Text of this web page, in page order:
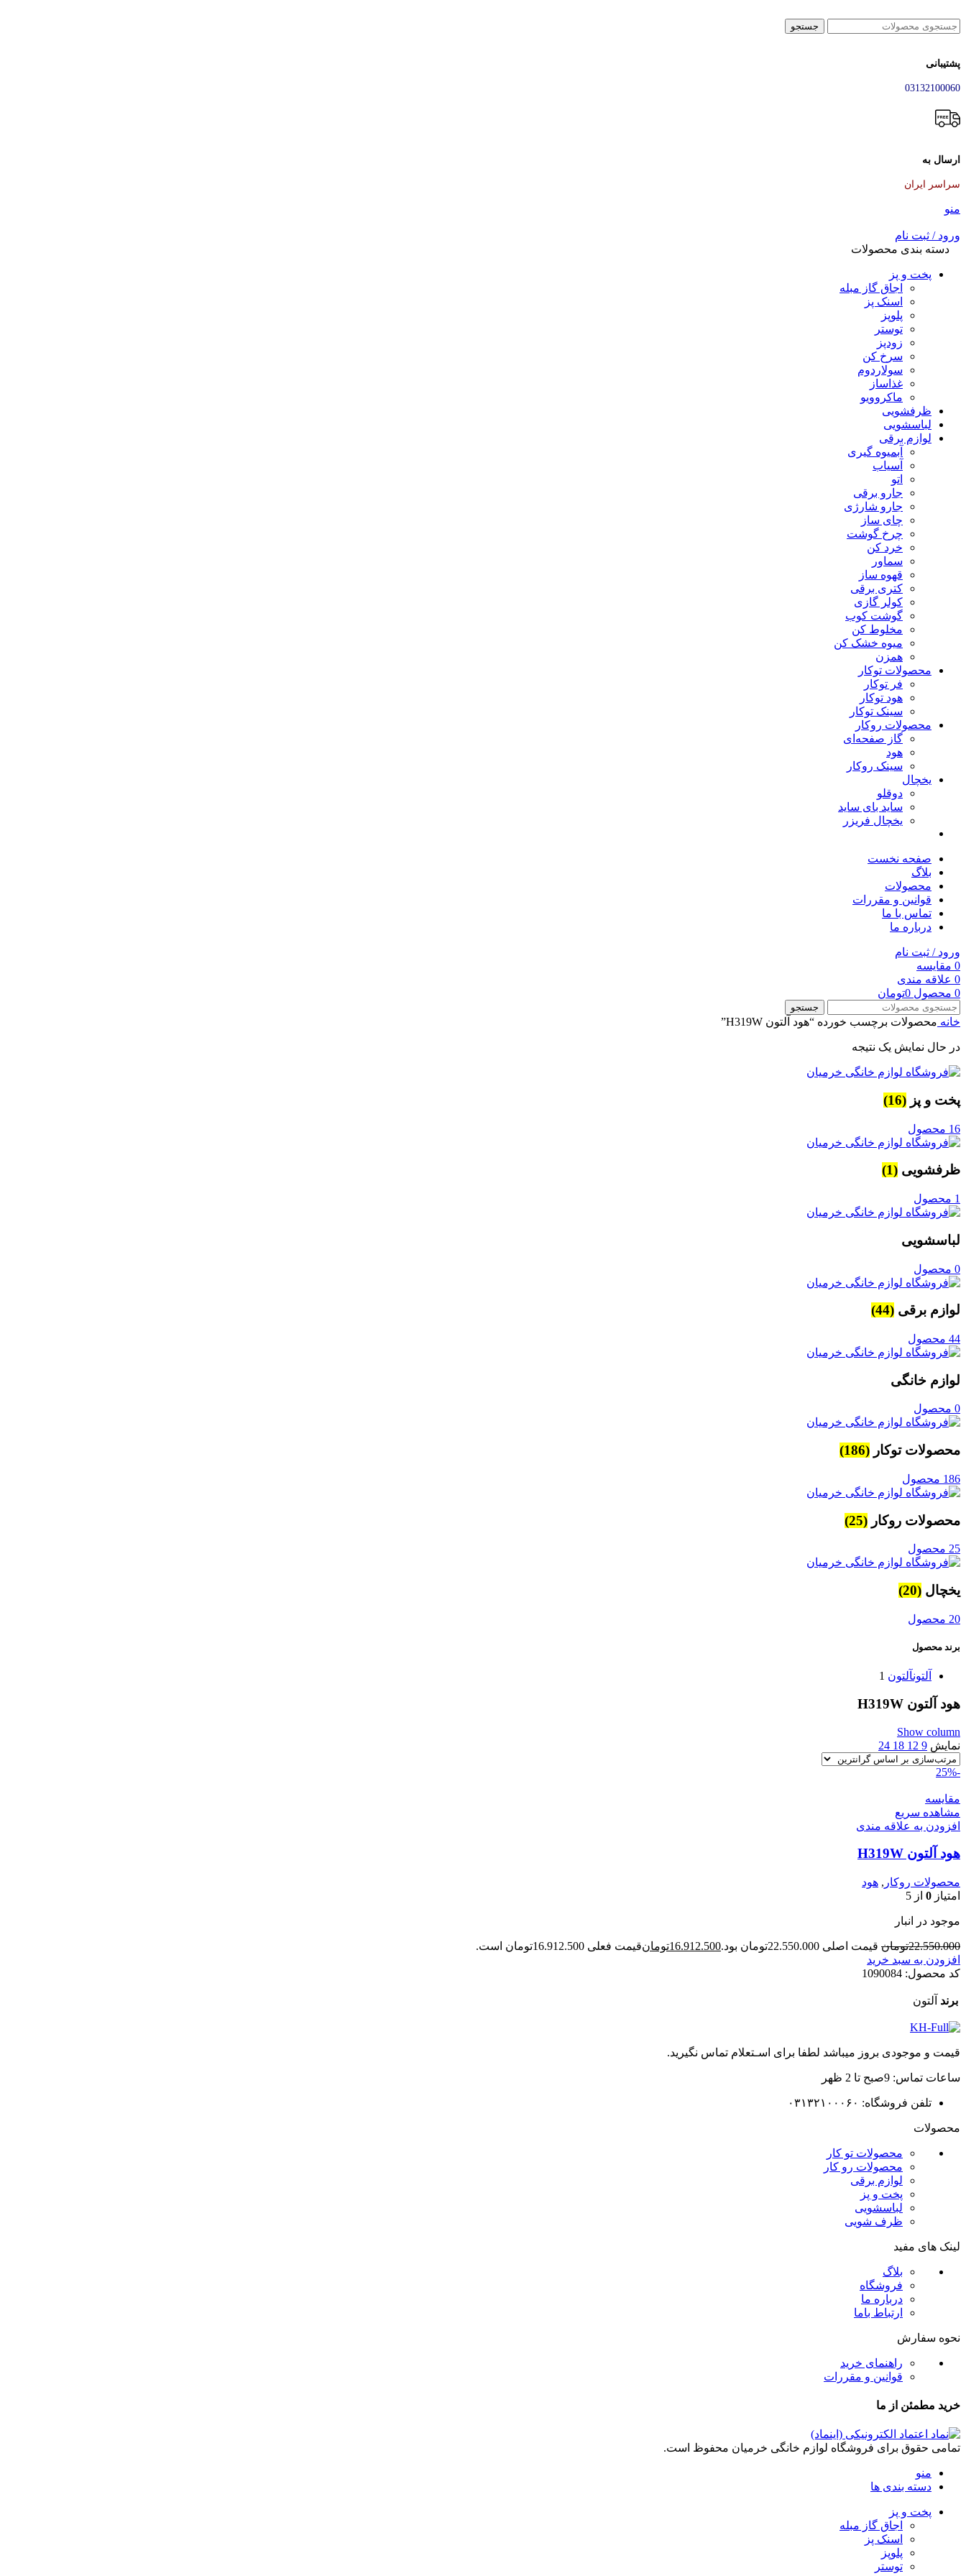
جستجو
پشتیبانی
03132100060
ارسال به
سراسر ایران
منو
ورود / ثبت نام
دسته بندی محصولات
پخت و پز
اجاق گاز مبله
اسنک پز
پلوپز
توستر
زودپز
سرخ کن
سولاردوم
غذاساز
ماکروویو
ظرفشویی
لباسشویی
لوازم برقی
آبمیوه گیری
آسیاب
اتو
جارو برقی
جارو شارژی
چای ساز
چرخ گوشت
خرد کن
سماور
قهوه ساز
کتری برقی
کولر گازی
گوشت کوب
مخلوط کن
میوه خشک کن
همزن
محصولات توکار
فر توکار
هود توکار
سینک توکار
محصولات روکار
گاز صفحه‌ای
هود
سینک روکار
یخچال
دوقلو
ساید بای ساید
یخچال فریزر
صفحه نخست
بلاگ
محصولات
قوانین و مقررات
تماس با ما
درباره ما
ورود / ثبت نام
0 مقایسه
0 علاقه مندی
0 محصول 0تومان
جستجو
خانه محصولات برچسب خورده “هود آلتون H319W”
در حال نمایش یک نتیجه
پخت و پز (16)
16 محصول
ظرفشویی (1)
1 محصول
لباسشویی
0 محصول
لوازم برقی (44)
44 محصول
لوازم خانگی
0 محصول
محصولات توکار (186)
186 محصول
محصولات روکار (25)
25 محصول
یخچال (20)
20 محصول
برند محصول
آلتونآلتون 1
هود آلتون H319W
Show column
نمایش 9
12
18
24
-25%
مقایسه
مشاهده سریع
افزودن به علاقه مندی
هود آلتون H319W
محصولات روکار , هود
امتیاز 0 از 5
موجود در انبار
22.550.000تومان قیمت اصلی 22.550.000تومان بود. 16.912.500تومانقیمت فعلی 16.912.500تومان است.
افزودن به سبد خرید
کد محصول: 1090084
برند آلتون
قیمت و موجودی بروز میباشد لطفا برای اسـتعلام تماس نگیرید.
ساعات تماس: 9صبح تا 2 ظهر
تلفن فروشگاه: ۰۳۱۳۲۱۰۰۰۶۰
محصولات
محصولات تو کار
محصولات رو کار
لوازم برقی
پخت و پز
لباسشویی
ظرف شویی
لینک های مفید
بلاگ
فروشگاه
درباره ما
ارتباط باما
نحوه سفارش
راهنمای خرید
قوانین و مقررات
خرید مطمئن از ما
تمامی حقوق برای فروشگاه لوازم خانگی خرمیان محفوظ است.
منو
دسته بندی ها
پخت و پز
اجاق گاز مبله
اسنک پز
پلوپز
توستر